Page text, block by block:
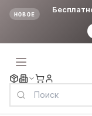
НОВОЕ